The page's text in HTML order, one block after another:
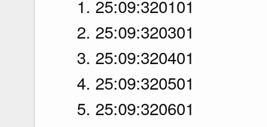
1. 25:09:320101
2. 25:09:320301
3. 25:09:320401
4. 25:09:320501
5. 25:09:320601